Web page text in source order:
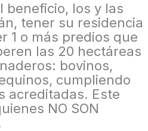
beneficio, los y las
tener su residencia
1 o más predios que
las 20 hectáreas
bovinos,
cumpliendo
acreditadas. Este
NO SON